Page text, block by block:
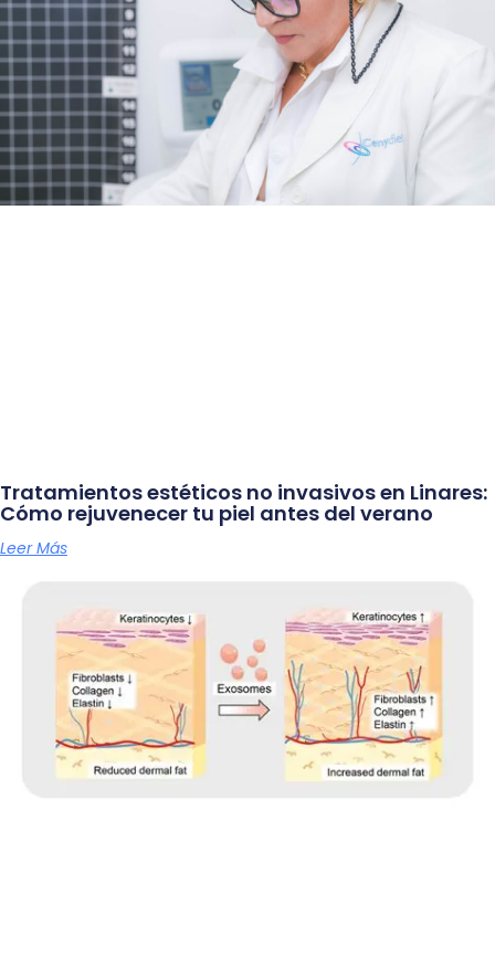
Tratamientos estéticos no invasivos en Linares:
Cómo rejuvenecer tu piel antes del verano
Leer Más